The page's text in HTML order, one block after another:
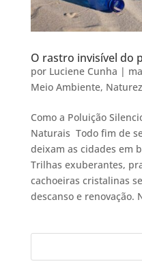
O rastro invisível do
por Luciene Cunha |
Meio Ambiente,
Como a Poluição
Naturais Todo fim de
deixam as cidades em
Trilhas exuberantes,
cachoeiras cristalinas
descanso e renovação.